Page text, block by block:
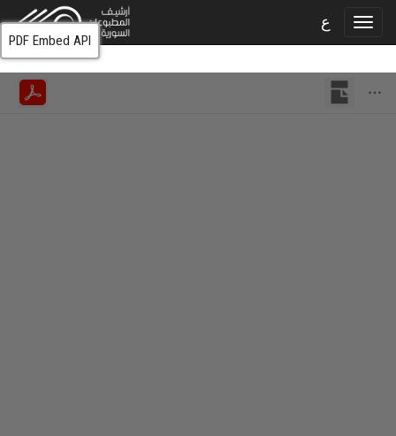
ع
PDF Embed API